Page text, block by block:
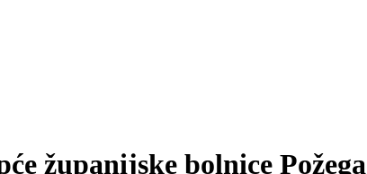
županijske bolnice Požega